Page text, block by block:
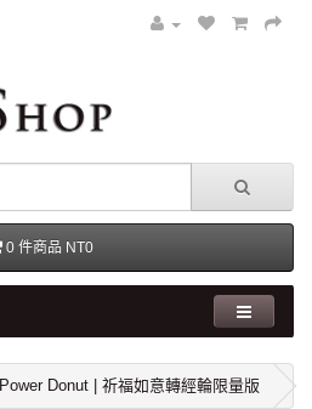
0 件商品 NT0
Power Donut | 祈福如意轉經輪限量版